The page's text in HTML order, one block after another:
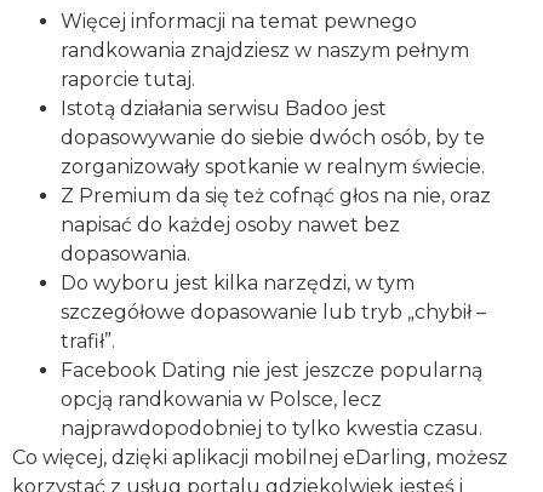
Więcej informacji na temat pewnego
randkowania znajdziesz w naszym pełnym
raporcie tutaj.
Istotą działania serwisu Badoo jest
dopasowywanie do siebie dwóch osób, by te
zorganizowały spotkanie w realnym świecie.
Z Premium da się też cofnąć głos na nie, oraz
napisać do każdej osoby nawet bez
dopasowania.
Do wyboru jest kilka narzędzi, w tym
szczegółowe dopasowanie lub tryb „chybił –
trafił”.
Facebook Dating nie jest jeszcze popularną
opcją randkowania w Polsce, lecz
najprawdopodobniej to tylko kwestia czasu.
Co więcej, dzięki aplikacji mobilnej eDarling, możesz
korzystać z usług portalu gdziekolwiek jesteś i